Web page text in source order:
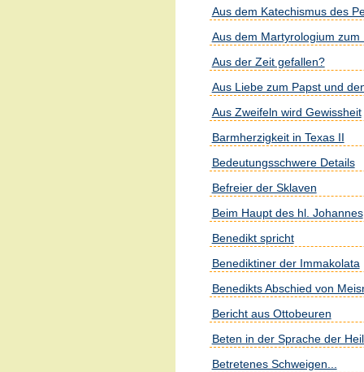
Aus dem Katechismus des
Aus dem Martyrologium zum
Aus der Zeit gefallen?
Aus Liebe zum Papst und
Aus Zweifeln wird Gewissheit
Barmherzigkeit in Texas II
Bedeutungsschwere Details
Befreier der Sklaven
Beim Haupt des hl. Johannes
Benedikt spricht
Benediktiner der Immakolata
Benedikts Abschied von
Bericht aus Ottobeuren
Beten in der Sprache der
Betretenes Schweigen...